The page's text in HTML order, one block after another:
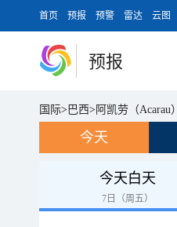
首页 预报 预警 雷达 云图
预报
国际> 巴西> 阿凯劳（Acarau）
今天
今天白天
7日（周五）